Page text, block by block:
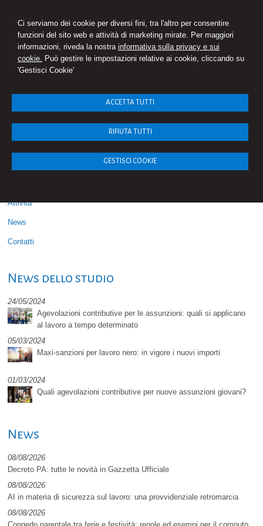
Ci serviamo dei cookie per diversi fini, tra l'altro per consentire
funzioni del sito web e attività di marketing mirate. Per maggiori
informazioni, riveda la nostra informativa sulla privacy e sui
cookie. Può gestire le impostazioni relative ai cookie, cliccando su
'Gestisci Cookie'
ACCETTA TUTTI
RIFIUTA TUTTI
GESTISCI COOKIE
STUDIO SURDO
Consulenza del Lavoro
Home
Attività
News
Contatti
News dello studio
24/05/2024
Agevolazioni contributive per le assunzioni: quali si applicano
al lavoro a tempo determinato
05/03/2024
Maxi-sanzioni per lavoro nero: in vigore i nuovi importi
01/03/2024
Quali agevolazioni contributive per nuove assunzioni giovani?
News
08/08/2026
Decreto PA: tutte le novità in Gazzetta Ufficiale
08/08/2026
AI in materia di sicurezza sul lavoro: una provvidenziale retromarcia
08/08/2026